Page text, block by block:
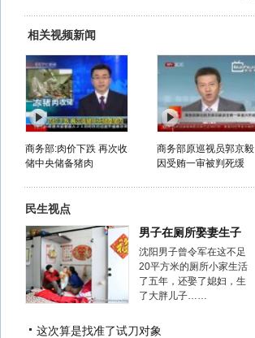
相关视频新闻
商务部:肉价下跌 再次收
储中央储备猪肉
商务部原巡视员郭京毅
因受贿一审被判死缓
民生视点
男子在厕所娶妻生子
沈阳男子曾令军在这不足
20平方米的厕所小家生活
了五年，还娶了媳妇，生
了大胖儿子……
这次算是找准了试刀对象